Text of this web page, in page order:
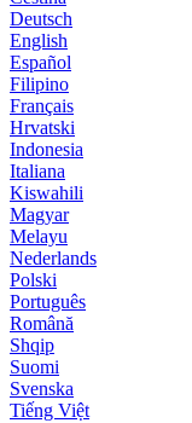
Deutsch
English
Español
Filipino
Français
Hrvatski
Indonesia
Italiana
Kiswahili
Magyar
Melayu
Nederlands
Polski
Português
Română
Shqip
Suomi
Svenska
Tiếng Việt